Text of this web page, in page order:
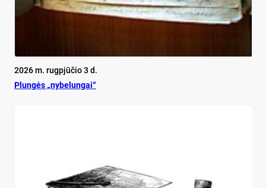
2026 m. rugpjūčio 3 d.
Plun­gės „ny­be­lun­gai“